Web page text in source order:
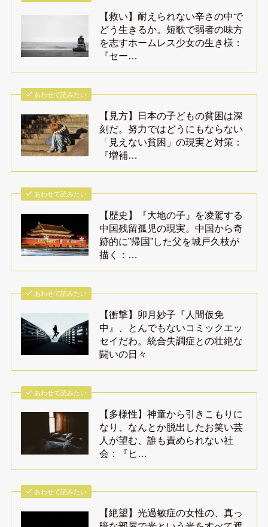
【救い】耐えられない辛さの中で
どう生きるか。短歌で弱者の味方
を志すホームレス少女の生き様：
『セー…
あわせて読みたい
【見方】日本の子どもの貧困は深
刻だ。努力ではどうにもならない
「見えない貧困」の現実と対策：
『増補…
あわせて読みたい
【歴史】『大地の子』を凌駕する
中国残留孤児の現実。中国から奇
跡的に”帰国”した父を城戸久枝が
描く：…
あわせて読みたい
【衝撃】卯月妙子『人間仮免
中』、とんでもないコミックエッ
セイだわ。統合失調症との壮絶な
闘いの日々
あわせて読みたい
【多様性】神童から引きこもりに
なり、なんとか脱出したお笑い芸
人が望む、誰も責められない社
会：『ヒ…
あわせて読みたい
【絶望】光過敏症の女性の、真っ